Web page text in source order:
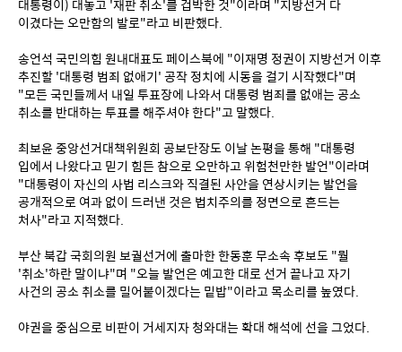
대통령이) 대놓고 '재판 취소'를 겁박한 것"이라며 "지방선거 다
이겼다는 오만함의 발로"라고 비판했다.
송언석 국민의힘 원내대표도 페이스북에 "이재명 정권이 지방선거 이후
추진할 '대통령 범죄 없애기' 공작 정치에 시동을 걸기 시작했다"며
"모든 국민들께서 내일 투표장에 나와서 대통령 범죄를 없애는 공소
취소를 반대하는 투표를 해주셔야 한다"고 말했다.
최보윤 중앙선거대책위원회 공보단장도 이날 논평을 통해 "대통령
입에서 나왔다고 믿기 힘든 참으로 오만하고 위험천만한 발언"이라며
"대통령이 자신의 사법 리스크와 직결된 사안을 연상시키는 발언을
공개적으로 여과 없이 드러낸 것은 법치주의를 정면으로 흔드는
처사"라고 지적했다.
부산 북갑 국회의원 보궐선거에 출마한 한동훈 무소속 후보도 "뭘
'취소'하란 말이냐"며 "오늘 발언은 예고한 대로 선거 끝나고 자기
사건의 공소 취소를 밀어붙이겠다는 밑밥"이라고 목소리를 높였다.
야권을 중심으로 비판이 거세지자 청와대는 확대 해석에 선을 그었다.